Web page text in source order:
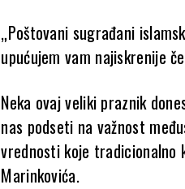
„Poštovani sugrađani
upućujem vam najiskrenije
Neka ovaj veliki praznik
nas podseti na važnost
vrednosti koje tradicionalno
Marinkovića.